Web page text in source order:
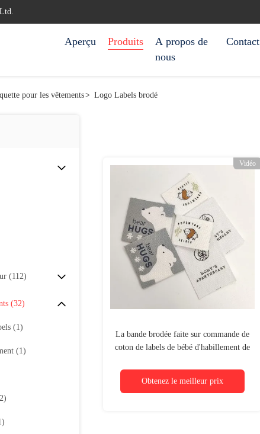
Aperçu Produits
A propos de
nous
Contact
pour les vêtements> Logo Labels brodé
(112)
(32)
(1)
(1)
Vidéo
La bande brodée faite sur commande de
coton de labels de bébé d'habillement de
Obtenez le meilleur prix